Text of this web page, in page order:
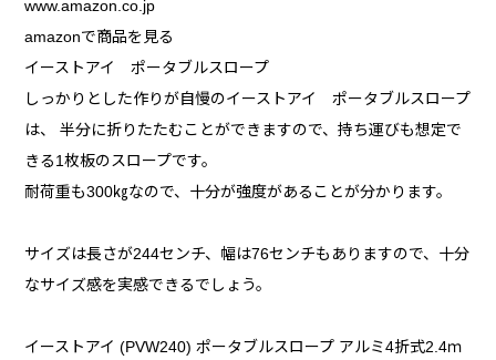
www.amazon.co.jp
amazonで商品を見る
イーストアイ ポータブルスロープ
しっかりとした作りが自慢のイーストアイ ポータブルスロープ
は、 半分に折りたたむことができますので、持ち運びも想定で
きる1枚板のスロープです。
耐荷重も300㎏なので、十分が強度があることが分かります。
サイズは長さが244センチ、幅は76センチもありますので、十分
なサイズ感を実感できるでしょう。
イーストアイ (PVW240) ポータブルスロープ アルミ4折式2.4ｍ